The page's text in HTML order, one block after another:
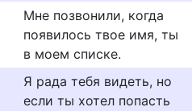
Мне позвонили, когда
появилось твое имя, ты
в моем списке.
Я рада тебя видеть, но
если ты хотел попасть